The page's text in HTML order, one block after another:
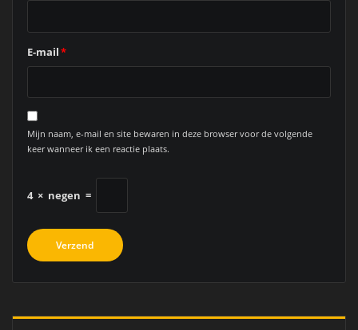
E-mail*
Mijn naam, e-mail en site bewaren in deze browser voor de volgende
keer wanneer ik een reactie plaats.
4 × negen =